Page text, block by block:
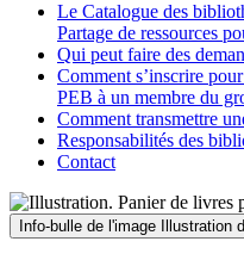
Le Catalogue des
Partage de ressources
Qui peut faire des
Comment s’inscrire
PEB à un membre du
Comment transmettre
Responsabilités des
Contact
Info-bulle de l'image Illustration